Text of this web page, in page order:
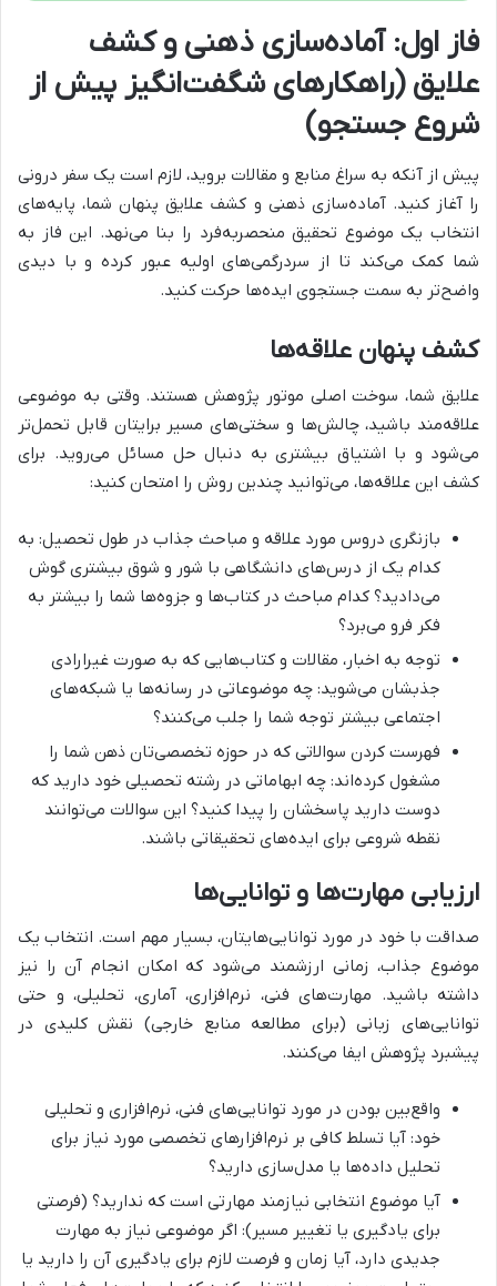
فاز اول: آماده‌سازی ذهنی و کشف
علایق (راهکارهای شگفت‌انگیز پیش از
شروع جستجو)
پیش از آنکه به سراغ منابع و مقالات بروید، لازم است یک سفر درونی
را آغاز کنید. آماده‌سازی ذهنی و کشف علایق پنهان شما، پایه‌های
انتخاب یک موضوع تحقیق منحصربه‌فرد را بنا می‌نهد. این فاز به
شما کمک می‌کند تا از سردرگمی‌های اولیه عبور کرده و با دیدی
واضح‌تر به سمت جستجوی ایده‌ها حرکت کنید.
کشف پنهان علاقه‌ها
علایق شما، سوخت اصلی موتور پژوهش هستند. وقتی به موضوعی
علاقه‌مند باشید، چالش‌ها و سختی‌های مسیر برایتان قابل تحمل‌تر
می‌شود و با اشتیاق بیشتری به دنبال حل مسائل می‌روید. برای
کشف این علاقه‌ها، می‌توانید چندین روش را امتحان کنید:
بازنگری دروس مورد علاقه و مباحث جذاب در طول تحصیل: به
کدام یک از درس‌های دانشگاهی با شور و شوق بیشتری گوش
می‌دادید؟ کدام مباحث در کتاب‌ها و جزوه‌ها شما را بیشتر به
فکر فرو می‌برد؟
توجه به اخبار، مقالات و کتاب‌هایی که به صورت غیرارادی
جذبشان می‌شوید: چه موضوعاتی در رسانه‌ها یا شبکه‌های
اجتماعی بیشتر توجه شما را جلب می‌کنند؟
فهرست کردن سوالاتی که در حوزه تخصصی‌تان ذهن شما را
مشغول کرده‌اند: چه ابهاماتی در رشته تحصیلی خود دارید که
دوست دارید پاسخشان را پیدا کنید؟ این سوالات می‌توانند
نقطه شروعی برای ایده‌های تحقیقاتی باشند.
ارزیابی مهارت‌ها و توانایی‌ها
صداقت با خود در مورد توانایی‌هایتان، بسیار مهم است. انتخاب یک
موضوع جذاب، زمانی ارزشمند می‌شود که امکان انجام آن را نیز
داشته باشید. مهارت‌های فنی، نرم‌افزاری، آماری، تحلیلی، و حتی
توانایی‌های زبانی (برای مطالعه منابع خارجی) نقش کلیدی در
پیشبرد پژوهش ایفا می‌کنند.
واقع‌بین بودن در مورد توانایی‌های فنی، نرم‌افزاری و تحلیلی
خود: آیا تسلط کافی بر نرم‌افزارهای تخصصی مورد نیاز برای
تحلیل داده‌ها یا مدل‌سازی دارید؟
آیا موضوع انتخابی نیازمند مهارتی است که ندارید؟ (فرصتی
برای یادگیری یا تغییر مسیر): اگر موضوعی نیاز به مهارت
جدیدی دارد، آیا زمان و فرصت لازم برای یادگیری آن را دارید یا